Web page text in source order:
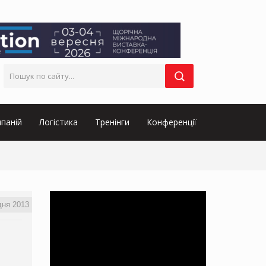
Логістика Тренінги Конференції
2013